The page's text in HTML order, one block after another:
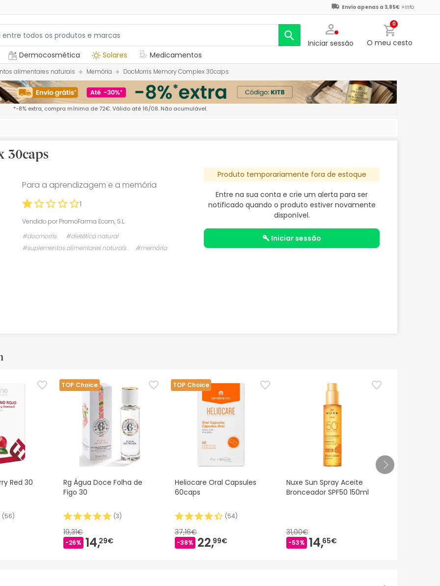
Envio apenas a 3,85€ +info
Iniciar sessão
0
O meu cesto
Dermocosmética Solares Medicamentos
alimentares naturais Memória DocMorris Memory Complex 30caps
*-8% extra, compra mínima de 72€. Válido até 16/08. Não acumulável.
30caps
Produto temporariamente fora de estoque
Entre na sua conta e crie um alerta para ser
notificado quando o produto estiver novamente
disponível.
iniciar sessão
Para a aprendizagem e a memória
1
Vendido por PromoFarma Ecom, S.L.
#docmorris
#dietética natural
#suplementos alimentares naturais
#memória
Red 30
(56)
TOP Choice
Rg Água Doce Folha de
Figo 30
(3)
19,31€
-26% 14,29€
TOP Choice
Heliocare Oral Capsules
60caps
(54)
37,16€
-38% 22,99€
Nuxe Sun Spray Aceite
Bronceador SPF50 150ml
31,00€
-53% 14,65€